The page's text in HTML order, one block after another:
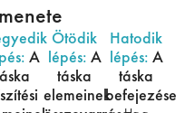
A
Ötödik
lépés: A
táska
elemeinek
Hatodik
lépés: A
táska
befejezése